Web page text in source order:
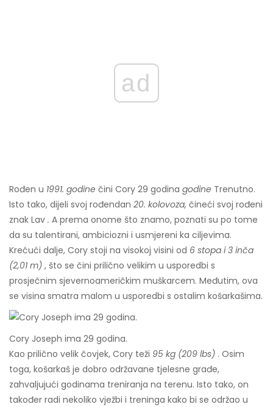
ad
Rođen u 1991. godine čini Cory 29 godina godine Trenutno.
Isto tako, dijeli svoj rođendan 20. kolovoza, čineći svoj rođeni
znak Lav . A prema onome što znamo, poznati su po tome
da su talentirani, ambiciozni i usmjereni ka ciljevima.
Krećući dalje, Cory stoji na visokoj visini od 6 stopa i 3 inča
(2,01 m) , što se čini prilično velikim u usporedbi s
prosječnim sjevernoameričkim muškarcem. Međutim, ova
se visina smatra malom u usporedbi s ostalim košarkašima.
Cory Joseph ima 29 godina.
Kao prilično velik čovjek, Cory teži 95 kg (209 lbs) . Osim
toga, košarkaš je dobro održavane tjelesne građe,
zahvaljujući godinama treniranja na terenu. Isto tako, on
također radi nekoliko vježbi i treninga kako bi se održao u